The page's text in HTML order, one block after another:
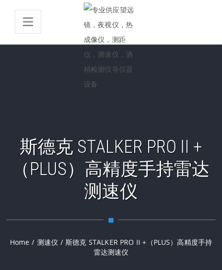
斯德克 STALKER PRO II +
（PLUS）高精度手持雷达
测速仪
Home / 测速仪 / 斯德克 STALKER PRO II +（PLUS）高精度手持
雷达测速仪